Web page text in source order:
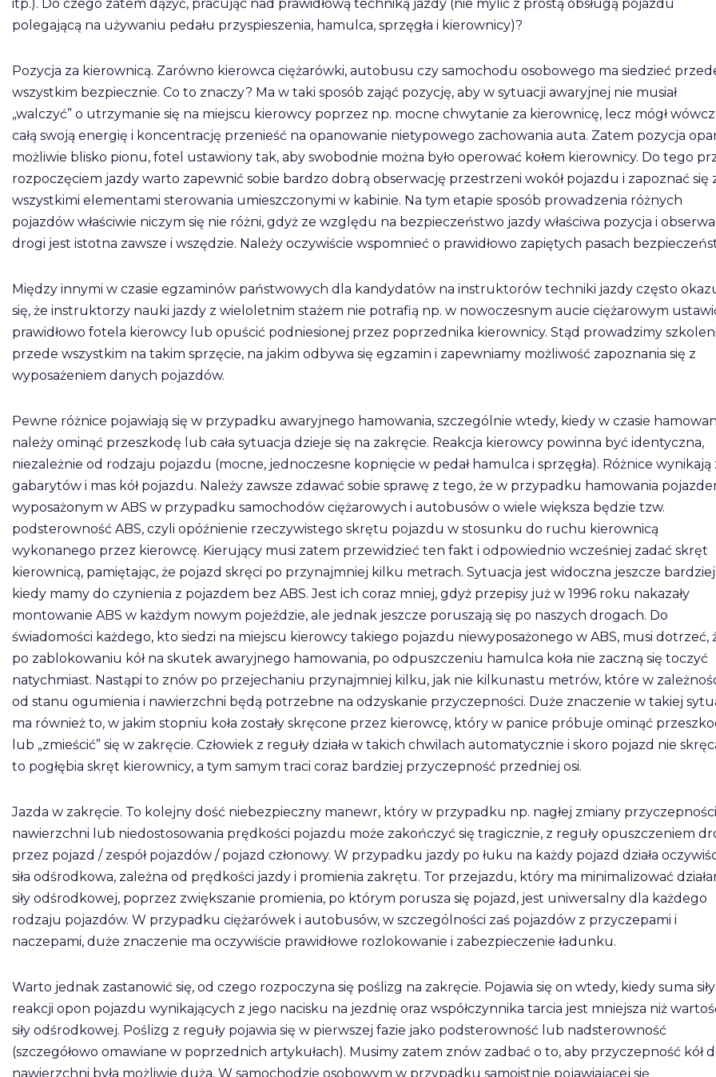
itp.). Do czego zatem dążyć, pracując nad prawidłową techniką jazdy (nie mylić z prostą obsługą pojazdu
polegającą na używaniu pedału przyspieszenia, hamulca, sprzęgła i kierownicy)?
Pozycja za kierownicą. Zarówno kierowca ciężarówki, autobusu czy samochodu osobowego ma siedzieć
wszystkim bezpiecznie. Co to znaczy? Ma w taki sposób zająć pozycję, aby w sytuacji awaryjnej nie musiał
„walczyć” o utrzymanie się na miejscu kierowcy poprzez np. mocne chwytanie za kierownicę, lecz mógł
całą swoją energię i koncentrację przenieść na opanowanie nietypowego zachowania auta. Zatem pozycja
możliwie blisko pionu, fotel ustawiony tak, aby swobodnie można było operować kołem kierownicy. Do tego
rozpoczęciem jazdy warto zapewnić sobie bardzo dobrą obserwację przestrzeni wokół pojazdu i zapoznać się
wszystkimi elementami sterowania umieszczonymi w kabinie. Na tym etapie sposób prowadzenia różnych
pojazdów właściwie niczym się nie różni, gdyż ze względu na bezpieczeństwo jazdy właściwa pozycja i
drogi jest istotna zawsze i wszędzie. Należy oczywiście wspomnieć o prawidłowo zapiętych pasach
Między innymi w czasie egzaminów państwowych dla kandydatów na instruktorów techniki jazdy często
się, że instruktorzy nauki jazdy z wieloletnim stażem nie potrafią np. w nowoczesnym aucie ciężarowym
prawidłowo fotela kierowcy lub opuścić podniesionej przez poprzednika kierownicy. Stąd prowadzimy
przede wszystkim na takim sprzęcie, na jakim odbywa się egzamin i zapewniamy możliwość zapoznania się z
wyposażeniem danych pojazdów.
Pewne różnice pojawiają się w przypadku awaryjnego hamowania, szczególnie wtedy, kiedy w czasie
należy ominąć przeszkodę lub cała sytuacja dzieje się na zakręcie. Reakcja kierowcy powinna być identyczna,
niezależnie od rodzaju pojazdu (mocne, jednoczesne kopnięcie w pedał hamulca i sprzęgła). Różnice wynikają
gabarytów i mas kół pojazdu. Należy zawsze zdawać sobie sprawę z tego, że w przypadku hamowania
wyposażonym w ABS w przypadku samochodów ciężarowych i autobusów o wiele większa będzie tzw.
podsterowność ABS, czyli opóźnienie rzeczywistego skrętu pojazdu w stosunku do ruchu kierownicą
wykonanego przez kierowcę. Kierujący musi zatem przewidzieć ten fakt i odpowiednio wcześniej zadać skręt
kierownicą, pamiętając, że pojazd skręci po przynajmniej kilku metrach. Sytuacja jest widoczna jeszcze
kiedy mamy do czynienia z pojazdem bez ABS. Jest ich coraz mniej, gdyż przepisy już w 1996 roku nakazały
montowanie ABS w każdym nowym pojeździe, ale jednak jeszcze poruszają się po naszych drogach. Do
świadomości każdego, kto siedzi na miejscu kierowcy takiego pojazdu niewyposażonego w ABS, musi dotrzeć,
po zablokowaniu kół na skutek awaryjnego hamowania, po odpuszczeniu hamulca koła nie zaczną się toczyć
natychmiast. Nastąpi to znów po przejechaniu przynajmniej kilku, jak nie kilkunastu metrów, które w
od stanu ogumienia i nawierzchni będą potrzebne na odzyskanie przyczepności. Duże znaczenie w takiej
ma również to, w jakim stopniu koła zostały skręcone przez kierowcę, który w panice próbuje ominąć
lub „zmieścić” się w zakręcie. Człowiek z reguły działa w takich chwilach automatycznie i skoro pojazd nie
to pogłębia skręt kierownicy, a tym samym traci coraz bardziej przyczepność przedniej osi.
Jazda w zakręcie. To kolejny dość niebezpieczny manewr, który w przypadku np. nagłej zmiany przyczepności
nawierzchni lub niedostosowania prędkości pojazdu może zakończyć się tragicznie, z reguły opuszczeniem
przez pojazd / zespół pojazdów / pojazd członowy. W przypadku jazdy po łuku na każdy pojazd działa
siła odśrodkowa, zależna od prędkości jazdy i promienia zakrętu. Tor przejazdu, który ma minimalizować
siły odśrodkowej, poprzez zwiększanie promienia, po którym porusza się pojazd, jest uniwersalny dla każdego
rodzaju pojazdów. W przypadku ciężarówek i autobusów, w szczególności zaś pojazdów z przyczepami i
naczepami, duże znaczenie ma oczywiście prawidłowe rozlokowanie i zabezpieczenie ładunku.
Warto jednak zastanowić się, od czego rozpoczyna się poślizg na zakręcie. Pojawia się on wtedy, kiedy suma siły
reakcji opon pojazdu wynikających z jego nacisku na jezdnię oraz współczynnika tarcia jest mniejsza niż
siły odśrodkowej. Poślizg z reguły pojawia się w pierwszej fazie jako podsterowność lub nadsterowność
(szczegółowo omawiane w poprzednich artykułach). Musimy zatem znów zadbać o to, aby przyczepność kół
nawierzchni była możliwie duża. W samochodzie osobowym w przypadku samoistnie pojawiającej się